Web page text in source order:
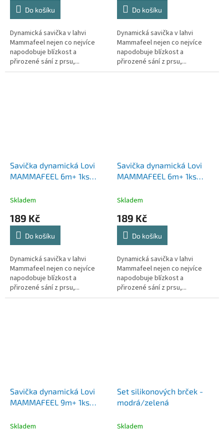
Do košíku
Dynamická savička v lahvi
Mammafeel nejen co nejvíce
napodobuje blízkost a
přirozené sání z prsu,...
Do košíku
Dynamická savička v lahvi
Mammafeel nejen co nejvíce
napodobuje blízkost a
přirozené sání z prsu,...
Savička dynamická Lovi
MAMMAFEEL 6m+ 1ks
Skladem
189 Kč
Do košíku
Dynamická savička v lahvi
Mammafeel nejen co nejvíce
napodobuje blízkost a
přirozené sání z prsu,...
Savička dynamická Lovi
MAMMAFEEL 6m+ 1ks
Skladem
189 Kč
Do košíku
Dynamická savička v lahvi
Mammafeel nejen co nejvíce
napodobuje blízkost a
přirozené sání z prsu,...
Savička dynamická Lovi
MAMMAFEEL 9m+ 1ks
Skladem
Set silikonových brček -
modrá/zelená
Skladem